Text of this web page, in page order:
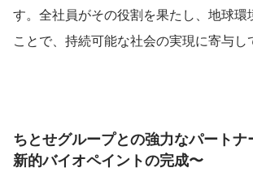
す。全社員がその役割を果たし、地球環
ことで、持続可能な社会の実現に寄与し
ちとせグループとの強力なパート
新的バイオペイントの完成〜